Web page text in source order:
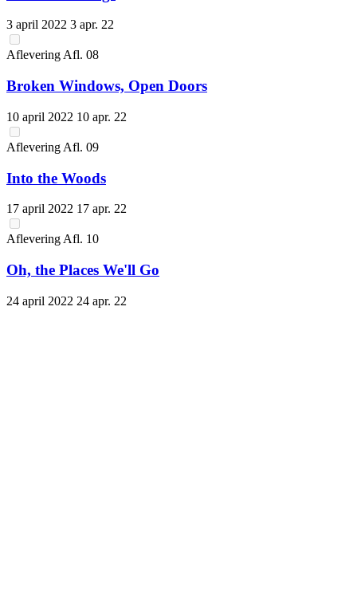
3 april 2022 3 apr. 22
Aflevering Afl. 08
Broken Windows, Open Doors
10 april 2022 10 apr. 22
Aflevering Afl. 09
Into the Woods
17 april 2022 17 apr. 22
Aflevering Afl. 10
Oh, the Places We'll Go
24 april 2022 24 apr. 22